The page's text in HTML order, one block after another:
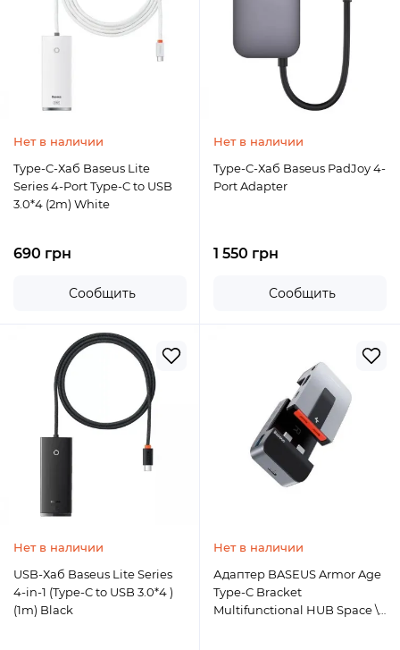
Нет в наличии
Type-C-Хаб Baseus Lite
Series 4-Port Type-C to USB
3.0*4 (2m) White
690 грн
Сообщить
Нет в наличии
Type-C-Хаб Baseus PadJoy 4-
Port Adapter
1 550 грн
Сообщить
Нет в наличии
USB-Хаб Baseus Lite Series
4-in-1 (Type-C to USB 3.0*4 )
(1m) Black
Нет в наличии
Адаптер BASEUS Armor Age
Type-C Bracket
Multifunctional HUB Space \